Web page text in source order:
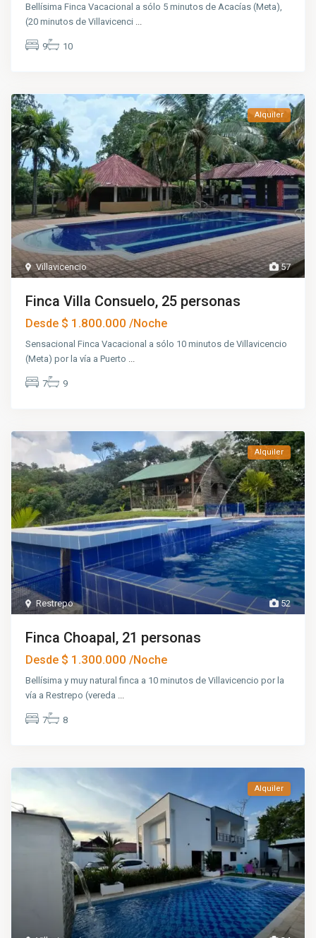
Bellísima Finca Vacacional a sólo 5 minutos de Acacías (Meta),
(20 minutos de Villavicenci
9 10
57
Villavicencio
Alquiler
Finca Villa Consuelo, 25 personas
Desde $ 1.800.000/Noche
Sensacional Finca Vacacional a sólo 10 minutos de Villavicencio
(Meta) por la vía a Puerto
7 9
52
Restrepo
Alquiler
Finca Choapal, 21 personas
Desde $ 1.300.000/Noche
Bellísima y muy natural finca a 10 minutos de Villavicencio por la
vía a Restrepo (vereda ...
7 8
Alquiler